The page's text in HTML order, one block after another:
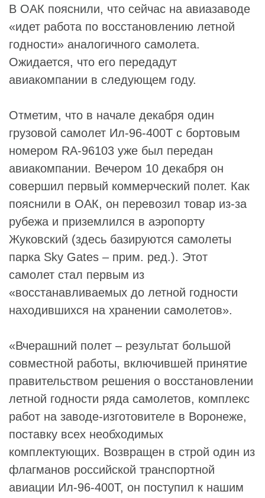
В ОАК пояснили, что сейчас на авиазаводе
«идет работа по восстановлению летной
годности» аналогичного самолета.
Ожидается, что его передадут
авиакомпании в следующем году.
Отметим, что в начале декабря один
грузовой самолет Ил-96-400Т с бортовым
номером RA-96103 уже был передан
авиакомпании. Вечером 10 декабря он
совершил первый коммерческий полет. Как
пояснили в ОАК, он перевозил товар из-за
рубежа и приземлился в аэропорту
Жуковский (здесь базируются самолеты
парка Sky Gates – прим. ред.). Этот
самолет стал первым из
«восстанавливаемых до летной годности
находившихся на хранении самолетов».
«Вчерашний полет – результат большой
совместной работы, включившей принятие
правительством решения о восстановлении
летной годности ряда самолетов, комплекс
работ на заводе-изготовителе в Воронеже,
поставку всех необходимых
комплектующих. Возвращен в строй один из
флагманов российской транспортной
авиации Ил-96-400Т, он поступил к нашим